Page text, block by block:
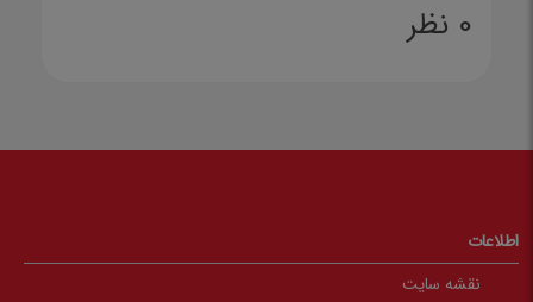
0 نظر
اطلاعات
نقشه سایت